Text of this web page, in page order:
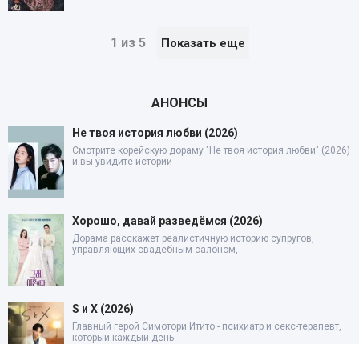
1 из 5 Показать еще
АНОНСЫ
Не твоя история любви (2026)
Смотрите корейскую дораму "Не твоя история любви" (2026)
и вы увидите истории
Хорошо, давай разведёмся (2026)
Дорама расскажет реалистичную историю супругов,
управляющих свадебным салоном,
S и X (2026)
Главный герой Симотори Итито - психиатр и секс-терапевт,
который каждый день